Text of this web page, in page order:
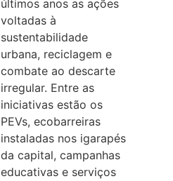
últimos anos as ações
voltadas à
sustentabilidade
urbana, reciclagem e
combate ao descarte
irregular. Entre as
iniciativas estão os
PEVs, ecobarreiras
instaladas nos igarapés
da capital, campanhas
educativas e serviços